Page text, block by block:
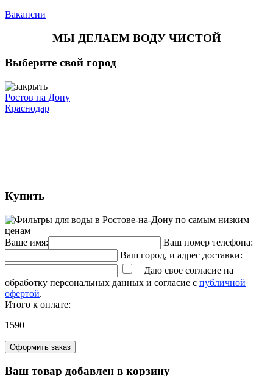
Вакансии
МЫ ДЕЛАЕМ ВОДУ ЧИСТОЙ
Выберите свой город
Ростов на Дону
Краснодар
Купить
Ваше имя:
Ваш номер телефона:
Ваш город, и адрес доставки:
Даю свое согласие на
обработку персональных данных и согласие с публичной
офертой.
Итого к оплате:
1590
Оформить заказ
Ваш товар добавлен в корзину